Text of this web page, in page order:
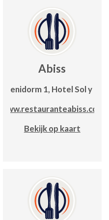
Abiss
C/Benidorm 1, Hotel Sol y Mar
www.restauranteabiss.com
Bekijk op kaart